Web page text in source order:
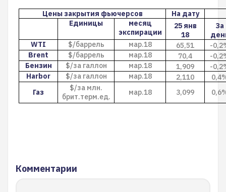
Цены закрытия фьючерсов
На дату
Единицы
месяц
экспирации
25 янв
18
За
WTI
$/баррель мар.18 65,51
-
Brent
$/баррель мар.18 70,4
-
Бензин
$/за галлон мар.18 1,909
-
Harbor
$/за галлон мар.18 2,110
Газ
$/за млн.
брит.терм.ед.
мар.18 3,099
Комментарии